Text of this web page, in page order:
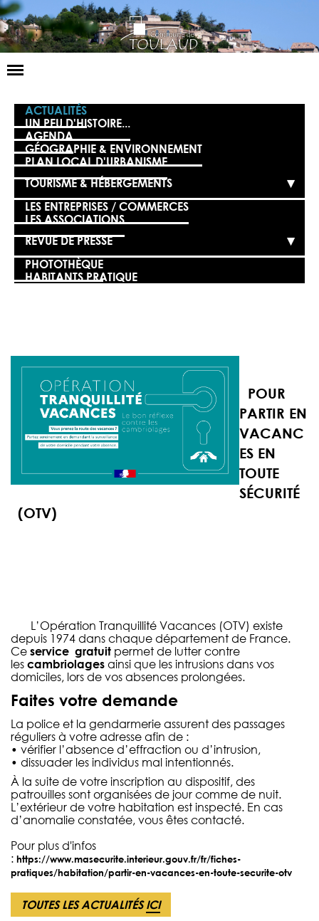
Basculer
LA MAIRIE
NOS SERVICES
LA VIE LOCALE
VOS DÉMARCHES
CONTACT
ACTUALITÉS
UN PEU D'HISTOIRE...
AGENDA
GÉOGRAPHIE & ENVIRONNEMENT
PLAN LOCAL D'URBANISME
TOURISME & HÉBERGEMENTS
LES ENTREPRISES / COMMERCES
LES ASSOCIATIONS
REVUE DE PRESSE
PHOTOTHÈQUE
HABITANTS PRATIQUE
POUR
PARTIR EN
VACANC
ES EN
TOUTE
SÉCURITÉ
(OTV)
L’Opération Tranquillité Vacances (OTV) existe
depuis 1974 dans chaque département de France.
Ce service gratuit permet de lutter contre
les cambriolages ainsi que les intrusions dans vos
domiciles, lors de vos absences prolongées.
Faites votre demande
La police et la gendarmerie assurent des passages
réguliers à votre adresse afin de :
• vérifier l’absence d’effraction ou d’intrusion,
• dissuader les individus mal intentionnés.
À la suite de votre inscription au dispositif, des
patrouilles sont organisées de jour comme de nuit.
L’extérieur de votre habitation est inspecté. En cas
d’anomalie constatée, vous êtes contacté.
Pour plus d'infos
: https://www.masecurite.interieur.gouv.fr/fr/fiches-
pratiques/habitation/partir-en-vacances-en-toute-securite-otv
TOUTES LES ACTUALITÉSICI